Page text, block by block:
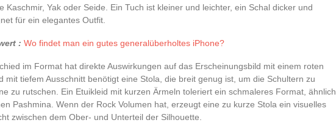
Kaschmir, Yak oder Seide. Ein Tuch ist kleiner und leichter, ein Schal dicker und
für ein elegantes Outfit.
: Wo findet man ein gutes generalüberholtes iPhone?
im Format hat direkte Auswirkungen auf das Erscheinungsbild mit einem roten
mit tiefem Ausschnitt benötigt eine Stola, die breit genug ist, um die Schultern zu
zu rutschen. Ein Etuikleid mit kurzen Ärmeln toleriert ein schmaleres Format, ähnlich
Pashmina. Wenn der Rock Volumen hat, erzeugt eine zu kurze Stola ein visuelles
zwischen dem Ober- und Unterteil der Silhouette.